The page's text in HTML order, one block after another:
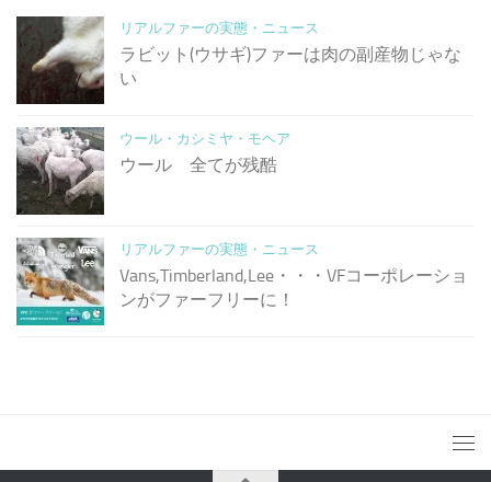
リアルファーの実態・ニュース
ラビット(ウサギ)ファーは肉の副産物じゃな
い
ウール・カシミヤ・モヘア
ウール 全てが残酷
リアルファーの実態・ニュース
Vans,Timberland,Lee・・・VFコーポレーショ
ンがファーフリーに！